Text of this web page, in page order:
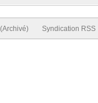
Syndication RSS